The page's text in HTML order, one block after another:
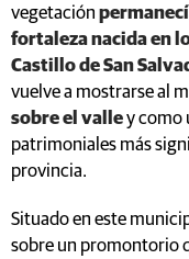
vegetación
fortaleza nacida en
Castillo de San
vuelve a mostrarse al
sobre el valley como
patrimoniales más
provincia.
Situado en este
sobre un promontorio